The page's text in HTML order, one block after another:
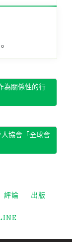
為關係性的行
人協會「全球會
評論 出版